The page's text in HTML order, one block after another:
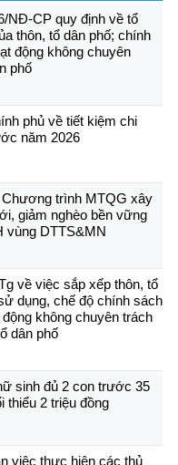
NĐ-CP quy định về tổ
thôn, tổ dân phố; chính
động không chuyên
phố
phủ về tiết kiệm chi
năm 2026
trình MTQG xây
giảm nghèo bền vững
vùng DTTS&MN
về việc sắp xếp thôn, tổ
dụng, chế độ chính sách
không chuyên trách
dân phố
sinh đủ 2 con trước 35
thiểu 2 triệu đồng
việc thực hiện các thủ